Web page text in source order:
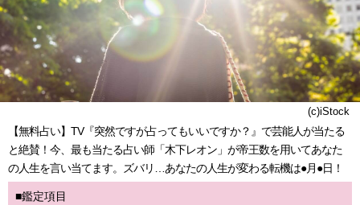
(c)iStock
【無料占い】TV『突然ですが占ってもいいですか？』で芸能人が当たる
と絶賛！今、最も当たる占い師「木下レオン」が帝王数を用いてあなた
の人生を言い当てます。ズバリ…あなたの人生が変わる転機は●月●日！
■鑑定項目